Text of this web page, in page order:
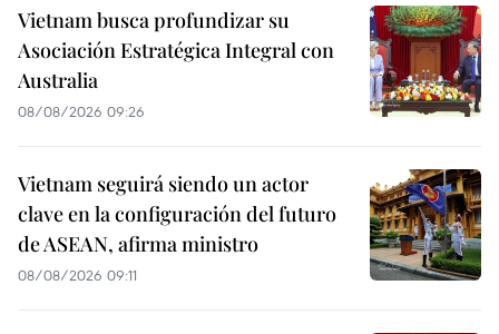
Vietnam busca profundizar su
Asociación Estratégica Integral con
Australia
08/08/2026 09:26
Vietnam seguirá siendo un actor
clave en la configuración del futuro
de ASEAN, afirma ministro
08/08/2026 09:11